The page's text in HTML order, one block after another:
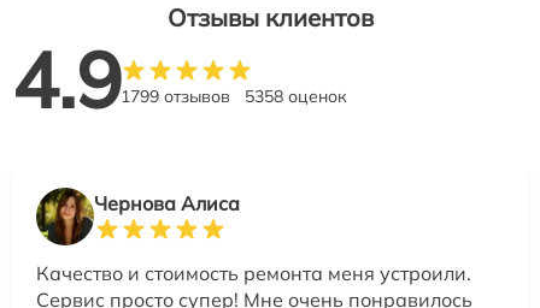
Отзывы клиентов
4.91799 отзывов 5358 оценок
Чернова Алиса
Качество и стоимость ремонта меня устроили.
Сервис просто супер! Мне очень понравилось